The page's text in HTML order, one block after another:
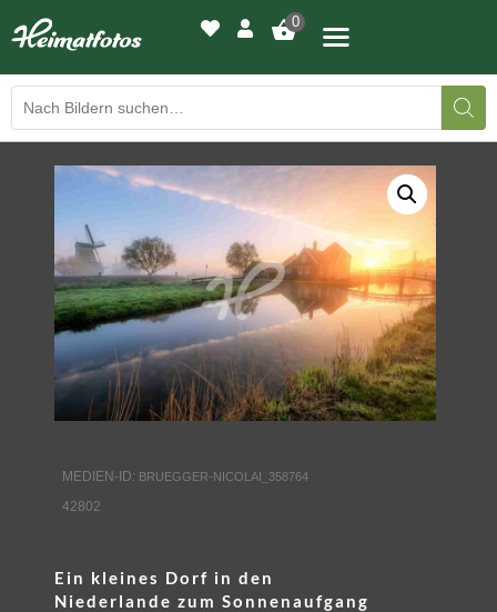
0
BILDERGALERIE
DRUCKQUALITÄTEN
LED-LEUCHTBILDER
WIR DRUCKEN IHR BILD
AUSSTELLUNGEN
KONTAKT
MEDIEN-ID: BRUEGGER-NICOLAI_358764
42802
Ein kleines Dorf in den
Niederlande zum Sonnenaufgang